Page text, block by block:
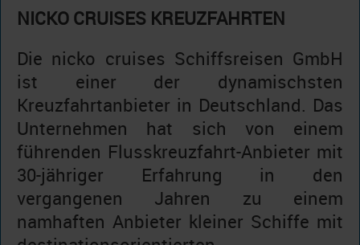
NICKO CRUISES KREUZFAHRTEN
Die nicko cruises Schiffsreisen GmbH
ist einer der dynamischsten
Kreuzfahrtanbieter in Deutschland. Das
Unternehmen hat sich von einem
führenden Flusskreuzfahrt-Anbieter mit
30-jähriger Erfahrung in den
vergangenen Jahren zu einem
namhaften Anbieter kleiner Schiffe mit